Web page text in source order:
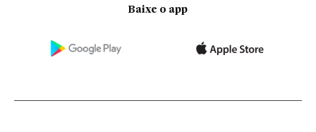
Baixe o app